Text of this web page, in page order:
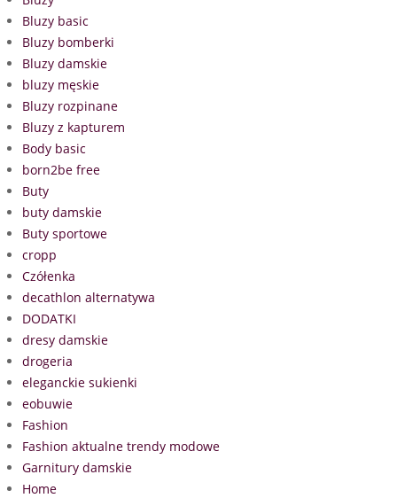
Bluzy basic
Bluzy bomberki
Bluzy damskie
bluzy męskie
Bluzy rozpinane
Bluzy z kapturem
Body basic
born2be free
Buty
buty damskie
Buty sportowe
cropp
Czółenka
decathlon alternatywa
DODATKI
dresy damskie
drogeria
eleganckie sukienki
eobuwie
Fashion
Fashion aktualne trendy modowe
Garnitury damskie
Home